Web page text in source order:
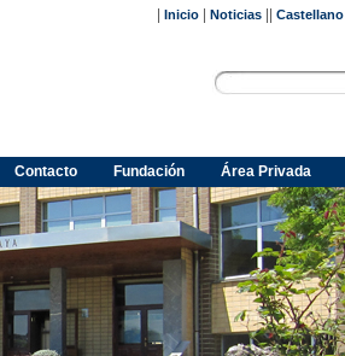
Inicio Noticias Castellano
Contacto Fundación Área Privada